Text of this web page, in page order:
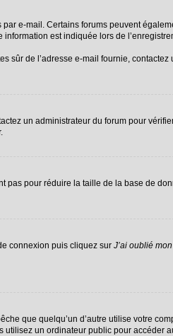
e-mail. Certains forums peuvent
est indiquée lors de
sûr de l’adresse e-mail fournie, contactez
un administrateur du forum pour
pas pour réduire la taille de la base de
connexion puis cliquez sur J’ai oublié
que quelqu’un d’autre utilise votre
utilisez un ordinateur public pour accéder